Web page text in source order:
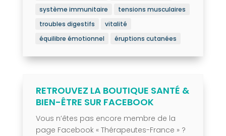
système immunitaire
tensions musculaires
troubles digestifs
vitalité
équilibre émotionnel
éruptions cutanées
RETROUVEZ LA BOUTIQUE SANTÉ &
BIEN-ÊTRE SUR FACEBOOK
Vous n’êtes pas encore membre de la
page Facebook « Thérapeutes-France » ?